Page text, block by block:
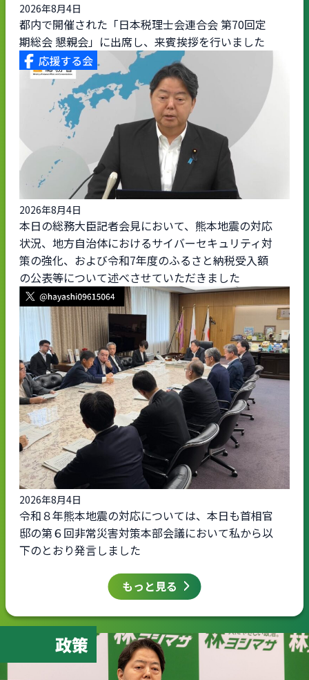
もっと見る
2026年8月4日
都内で開催された「日本税理士会連合会 第70回定
期総会 懇親会」に出席し、来賓挨拶を行いました
2026年8月4日
本日の総務大臣記者会見において、熊本地震の対応
状況、地方自治体におけるサイバーセキュリティ対
策の強化、および令和7年度のふるさと納税受入額
の公表等について述べさせていただきました
2026年8月4日
令和８年熊本地震の対応については、本日も首相官
邸の第６回非常災害対策本部会議において私から以
下のとおり発言しました
政策